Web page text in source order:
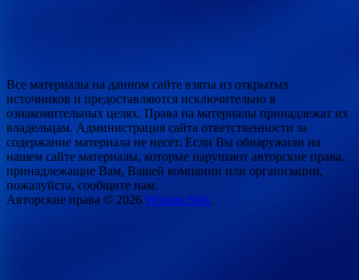
Все материалы на данном сайте взяты из открытых
источников и предоставляются исключительно в
ознакомительных целях. Права на материалы принадлежат их
владельцам. Администрация сайта ответственности за
содержание материала не несет. Если Вы обнаружили на
нашем сайте материалы, которые нарушают авторские права,
принадлежащие Вам, Вашей компании или организации,
пожалуйста, сообщите нам.
Авторские права © 2026 Woman Shik.